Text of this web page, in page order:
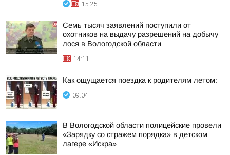
15:25
Семь тысяч заявлений поступили от
охотников на выдачу разрешений на добычу
лося в Вологодской области
14:11
Как ощущается поездка к родителям летом:
09:04
В Вологодской области полицейские провели
«Зарядку со стражем порядка» в детском
лагере «Искра»